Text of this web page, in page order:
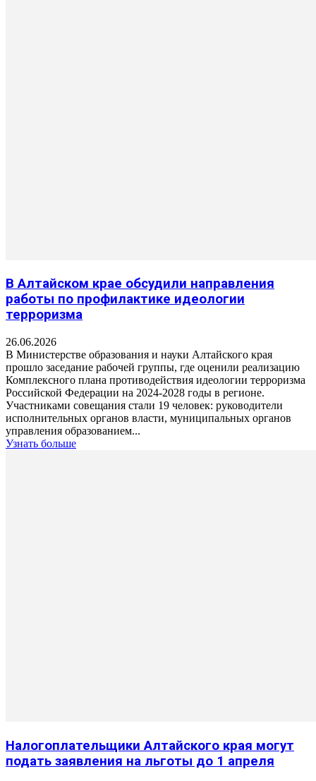
В Алтайском крае обсудили направления
работы по профилактике идеологии
терроризма
26.06.2026
В Министерстве образования и науки Алтайского края
прошло заседание рабочей группы, где оценили реализацию
Комплексного плана противодействия идеологии терроризма
Российской Федерации на 2024-2028 годы в регионе.
Участниками совещания стали 19 человек: руководители
исполнительных органов власти, муниципальных органов
управления образованием...
Узнать больше
Налогоплательщики Алтайского края могут
подать заявления на льготы до 1 апреля